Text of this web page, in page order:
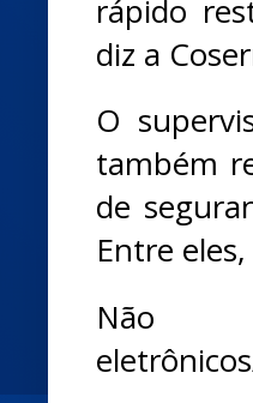
rápido
diz a
O
também
de
Entre
Não